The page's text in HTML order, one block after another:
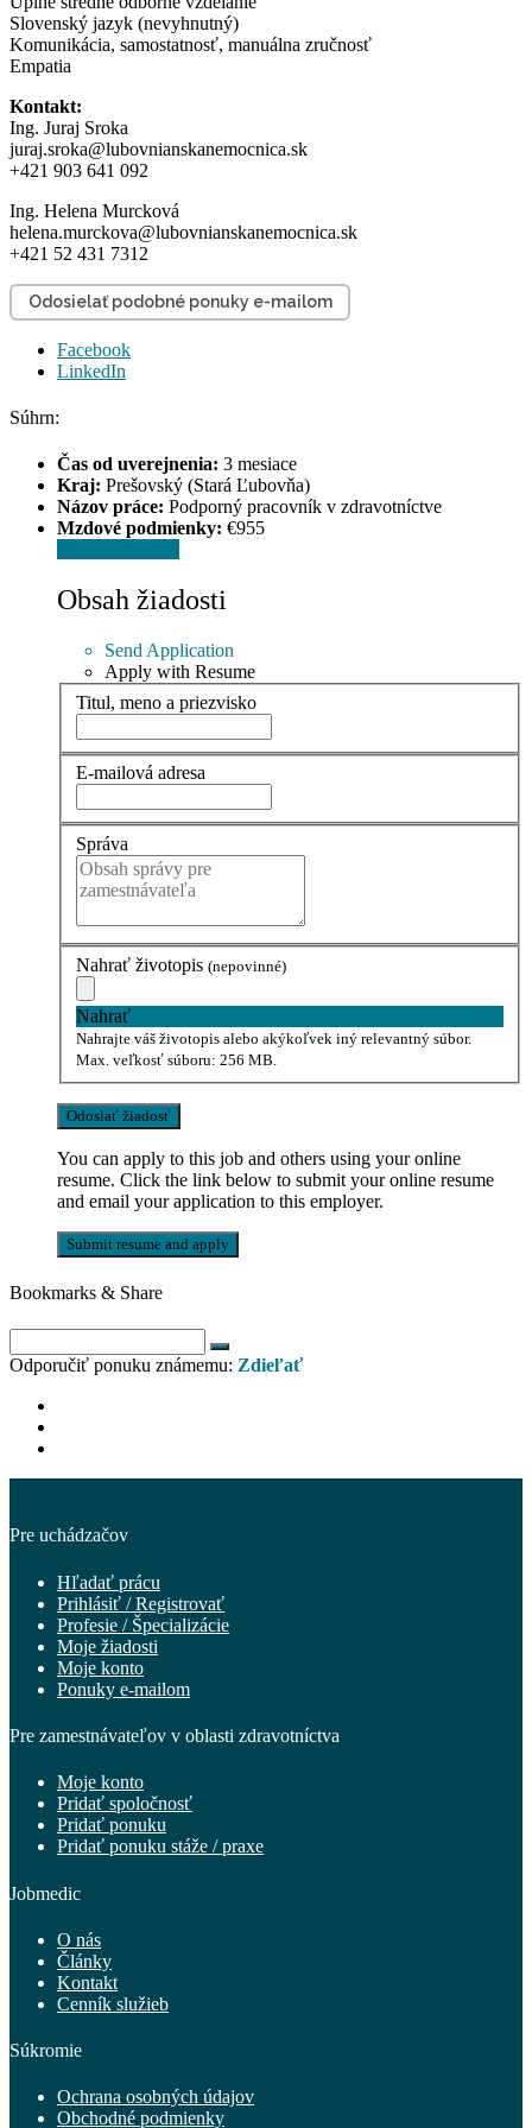
Slovenský jazyk (nevyhnutný)
Komunikácia, samostatnosť, manuálna zručnosť
Empatia
Kontakt:
Ing. Juraj Sroka
juraj.sroka@lubovnianskanemocnica.sk
+421 903 641 092
Ing. Helena Murcková
helena.murckova@lubovnianskanemocnica.sk
+421 52 431 7312
Odosielať podobné ponuky e-mailom
Facebook
LinkedIn
Súhrn:
Čas od uverejnenia: 3 mesiace
Kraj: Prešovský (Stará Ľubovňa)
Názov práce: Podporný pracovník v zdravotníctve
Mzdové podmienky: €955
Obsah žiadosti
Send Application
Apply with Resume
Titul, meno a priezvisko
E-mailová adresa
Správa
Nahrať životopis (nepovinné)
Nahrať
Nahrajte váš životopis alebo akýkoľvek iný relevantný súbor.
Max. veľkosť súboru: 256 MB.
You can apply to this job and others using your online
resume. Click the link below to submit your online resume
and email your application to this employer.
Bookmarks & Share
Odporučiť ponuku známemu: Zdieľať
Pre uchádzačov
Hľadať prácu
Prihlásiť / Registrovať
Profesie / Špecializácie
Moje žiadosti
Moje konto
Ponuky e-mailom
Pre zamestnávateľov v oblasti zdravotníctva
Moje konto
Pridať spoločnosť
Pridať ponuku
Pridať ponuku stáže / praxe
Jobmedic
O nás
Články
Kontakt
Cenník služieb
Súkromie
Ochrana osobných údajov
Obchodné podmienky